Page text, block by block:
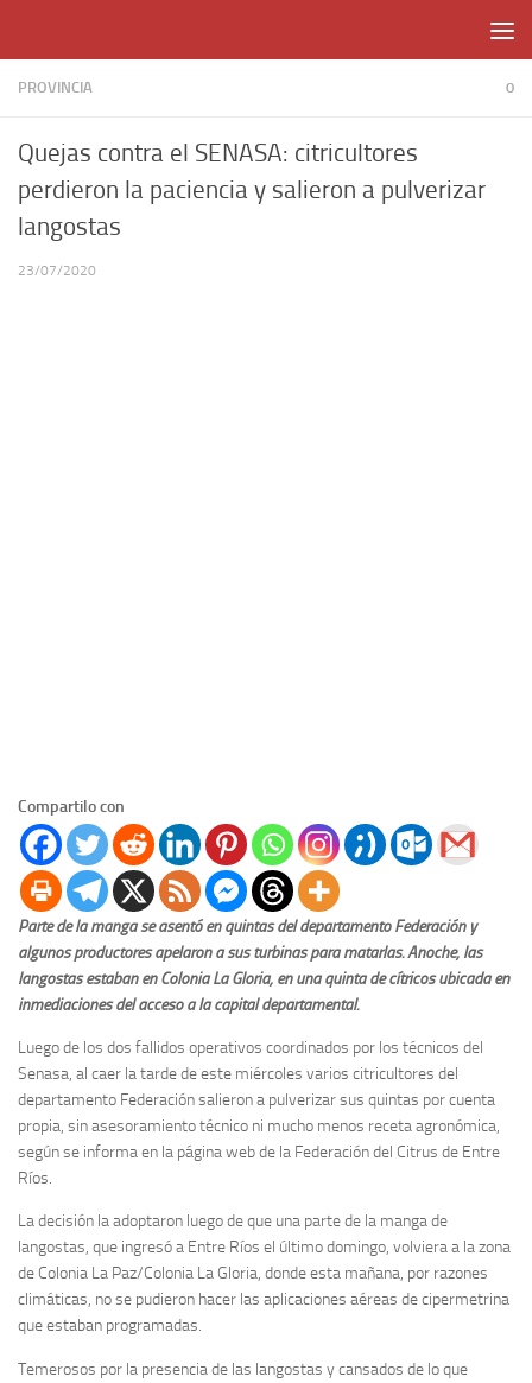
PROVINCIA 0
Quejas contra el SENASA: citricultores
perdieron la paciencia y salieron a pulverizar
langostas
23/07/2020
Compartilo con
Parte de la manga se asentó en quintas del departamento Federación y
algunos productores apelaron a sus turbinas para matarlas.Anoche, las
langostas estaban en Colonia La Gloria, en una quinta de cítricos ubicada en
inmediaciones del acceso a la capital departamental.
Luego de los dos fallidos operativos coordinados por los técnicos del
Senasa, al caer la tarde de este miércoles varios citricultores del
departamento Federación salieron a pulverizar sus quintas por cuenta
propia, sin asesoramiento técnico ni mucho menos receta agronómica,
según se informa en la página web de la Federación del Citrus de Entre
Ríos.
La decisión la adoptaron luego de que una parte de la manga de
langostas, que ingresó a Entre Ríos el último domingo, volviera a la zona
de Colonia La Paz/Colonia La Gloria, donde esta mañana, por razones
climáticas, no se pudieron hacer las aplicaciones aéreas de cipermetrina
que estaban programadas.
Temerosos por la presencia de las langostas y cansados de lo que